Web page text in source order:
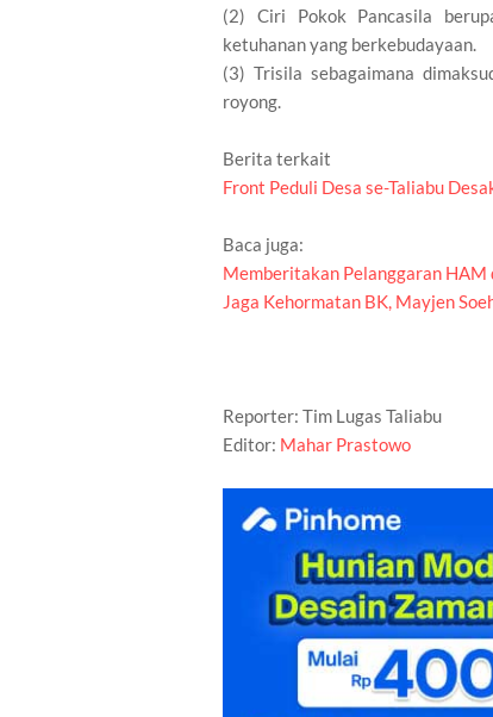
(2) Ciri Pokok Pancasila
ketuhanan yang berkebudayaan.
(3) Trisila sebagaimana
royong.
Berita terkait
Front Peduli Desa se-Taliabu
Baca juga:
Memberitakan Pelanggaran HAM
Jaga Kehormatan BK, Mayjen
Reporter: Tim Lugas Taliabu
Editor: Mahar Prastowo